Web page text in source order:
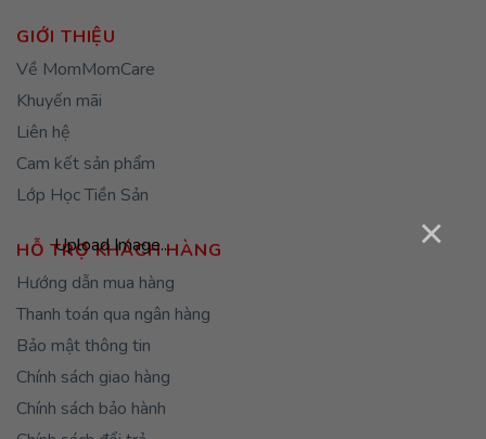
Upload Image... ×
GIỚI THIỆU
Về MomMomCare
Khuyến mãi
Liên hệ
Cam kết sản phẩm
Lớp Học Tiền Sản
HỖ TRỢ KHÁCH HÀNG
Hướng dẫn mua hàng
Thanh toán qua ngân hàng
Bảo mật thông tin
Chính sách giao hàng
Chính sách bảo hành